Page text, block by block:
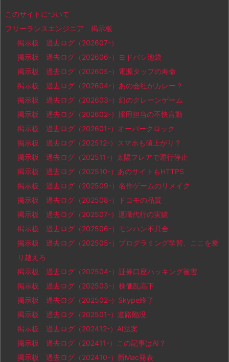
このサイトについて
フリーランスエンジニア 掲示板
掲示板 過去ログ（202607-）
掲示板 過去ログ（202606-）ヨドバシ池袋
掲示板 過去ログ（202605-）電源タップの寿命
掲示板 過去ログ（202604-）あの会社がカレー？
掲示板 過去ログ（202603-）幻のクレーンゲーム
掲示板 過去ログ（202602-）採用担当の不快言動
掲示板 過去ログ（202601-）オーバークロック
掲示板 過去ログ（202512-）スマホも値上がり？
掲示板 過去ログ（202511-）太陽フレアで運行停止
掲示板 過去ログ（202510-）あのサイトもHTTPS
掲示板 過去ログ（202509-）名作ゲームのリメイク
掲示板 過去ログ（202508-）ドコモの品質
掲示板 過去ログ（202507-）退職代行の実績
掲示板 過去ログ（202506-）モンハン不具合
掲示板 過去ログ（202505-）プログラミング学習、ここを乗
り越えろ
掲示板 過去ログ（202504-）証券口座ハッキング被害
掲示板 過去ログ（202503-）株価乱高下
掲示板 過去ログ（202502-）Skype終了
掲示板 過去ログ（202501-）道路陥没
掲示板 過去ログ（202412-）AI法案
掲示板 過去ログ（202411-）この記事はAI？
掲示板 過去ログ（202410-）新Mac発表